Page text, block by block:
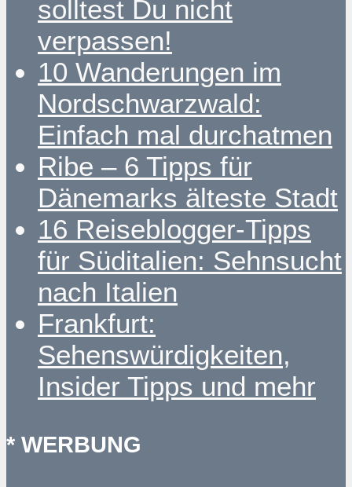
solltest Du nicht
verpassen!
10 Wanderungen im
Nordschwarzwald:
Einfach mal durchatmen
Ribe – 6 Tipps für
Dänemarks älteste Stadt
16 Reiseblogger-Tipps
für Süditalien: Sehnsucht
nach Italien
Frankfurt:
Sehenswürdigkeiten,
Insider Tipps und mehr
* WERBUNG